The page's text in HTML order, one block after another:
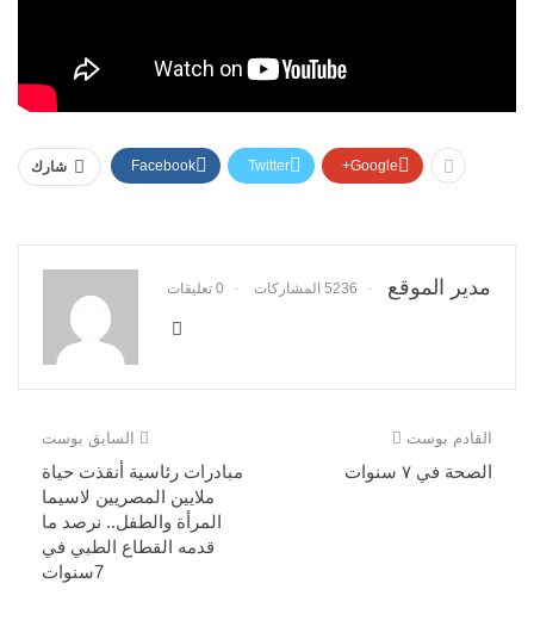
شارك Facebook Twitter Google+
مدير الموقع 5236 المشاركات 0 تعليقات
السابق بوست
مبادرات رئاسية أنقذت حياة
ملايين المصريين لاسيما
المرأة والطفل.. نرصد ما
قدمه القطاع الطبي في
7سنوات
القادم بوست
الصحة في ٧ سنوات